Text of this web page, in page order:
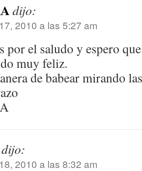
dijo:
2010 a las 5:27 am
por el saludo y espero
muy feliz.
de babear
dijo:
2010 a las 8:32 am